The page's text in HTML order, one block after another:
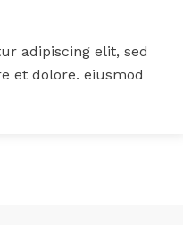
adipiscing elit, sed
et dolore. eiusmod